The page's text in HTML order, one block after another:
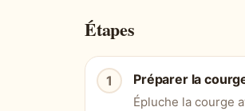
Étapes
Préparer la
Épluche la courge